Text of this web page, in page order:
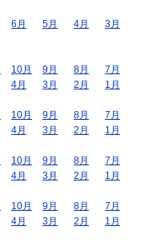
6月 5月 4月
3月
10月 9月 8月
7月
4月 3月 2月
1月
10月 9月 8月
7月
4月 3月 2月
1月
10月 9月 8月
7月
4月 3月 2月
1月
10月 9月 8月
7月
4月 3月 2月
1月